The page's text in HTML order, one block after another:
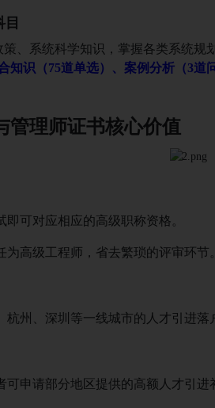
目
策、系统科学知识，掌握各类系统
知识（75道单选）、案例分析（3道
管理师证书核心价值
即可对应相应的高级职称资格。
为高级工程师，省去繁琐的评审环节
杭州、深圳等一线城市的人才引进
可申请部分地区提供的高额人才引进